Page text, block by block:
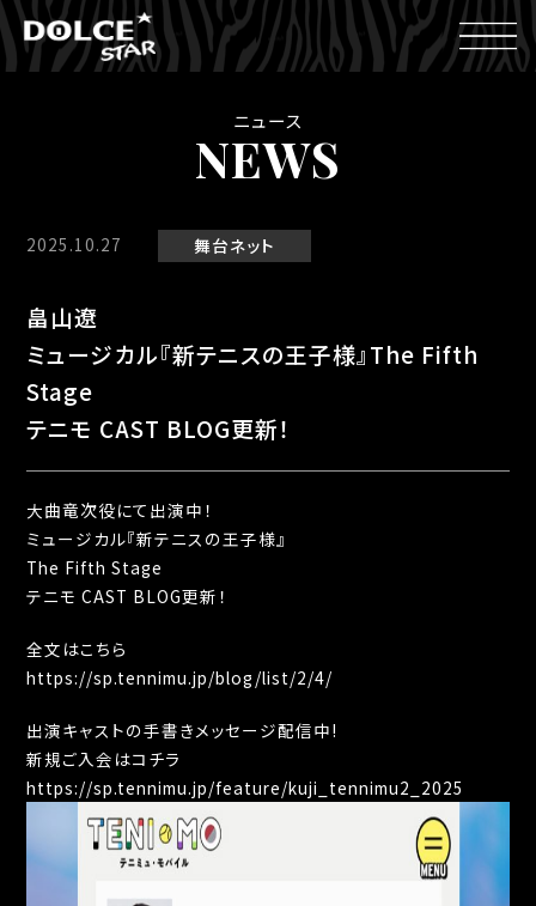
ニュース
NEWS
2025.10.27 舞台ネット
畠山遼
ミュージカル『新テニスの王子様』The Fifth
Stage
テニモ CAST BLOG更新！
大曲竜次役にて出演中！
ミュージカル『新テニスの王子様』
The Fifth Stage
テニモ CAST BLOG更新！
全文はこちら
https://sp.tennimu.jp/blog/list/2/4/
出演キャストの手書きメッセージ配信中!
新規ご入会はコチラ
https://sp.tennimu.jp/feature/kuji_tennimu2_2025